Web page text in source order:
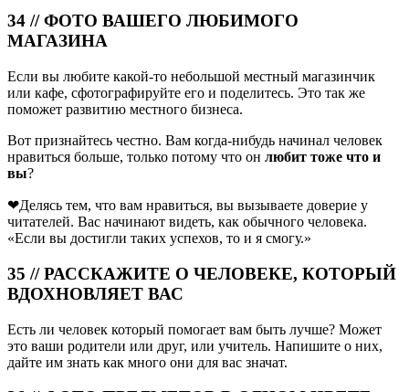
34 // ФОТО ВАШЕГО ЛЮБИМОГО
МАГАЗИНА
Если вы любите какой-то небольшой местный магазинчик
или кафе, сфотографируйте его и поделитесь. Это так же
поможет развитию местного бизнеса.
Вот признайтесь честно. Вам когда-нибудь начинал человек
нравиться больше, только потому что он любит тоже что и
вы?
❤Делясь тем, что вам нравиться, вы вызываете доверие у
читателей. Вас начинают видеть, как обычного человека.
«Если вы достигли таких успехов, то и я смогу.»
35 // РАССКАЖИТЕ О ЧЕЛОВЕКЕ, КОТОРЫЙ
ВДОХНОВЛЯЕТ ВАС
Есть ли человек который помогает вам быть лучше? Может
это ваши родители или друг, или учитель. Напишите о них,
дайте им знать как много они для вас значат.